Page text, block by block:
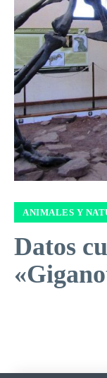
ANIMALES Y
Datos